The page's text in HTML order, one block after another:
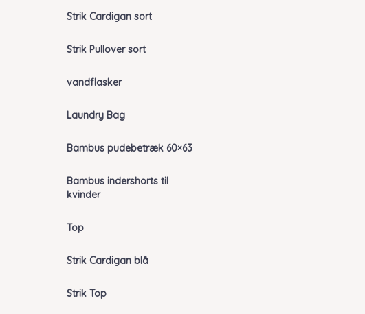
Strik Cardigan sort
Strik Pullover sort
vandflasker
Laundry Bag
Bambus pudebetræk 60×63
Bambus indershorts til
kvinder
Top
Strik Cardigan blå
Strik Top